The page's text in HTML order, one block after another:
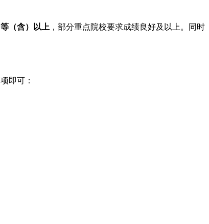
（含）以上 ，部分重点院校要求成绩良好及以上。同时
即可：